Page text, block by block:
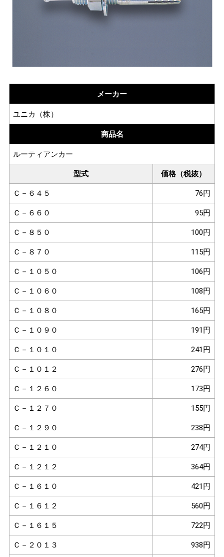
メーカー
ユニカ（株）
商品名
ルーティアンカー
型式 価格（税抜）
Ｃ－６４５ 76円
Ｃ－６６０ 95円
Ｃ－８５０ 100円
Ｃ－８７０ 115円
Ｃ－１０５０ 106円
Ｃ－１０６０ 108円
Ｃ－１０８０ 165円
Ｃ－１０９０ 191円
Ｃ－１０１０ 241円
Ｃ－１０１２ 276円
Ｃ－１２６０ 173円
Ｃ－１２７０ 155円
Ｃ－１２９０ 238円
Ｃ－１２１０ 274円
Ｃ－１２１２ 364円
Ｃ－１６１０ 421円
Ｃ－１６１２ 560円
Ｃ－１６１５ 722円
Ｃ－２０１３ 938円